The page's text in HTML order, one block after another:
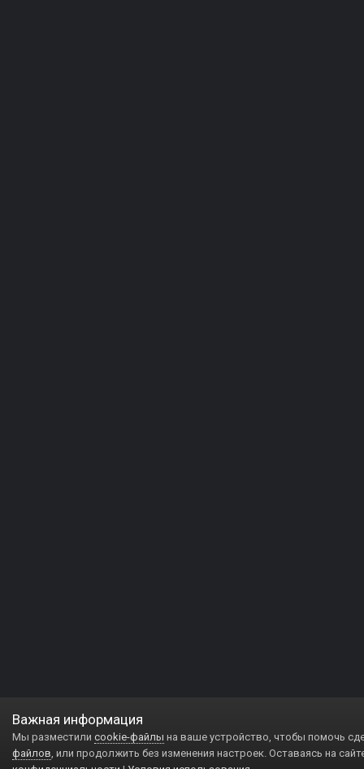
Важная информация
Мы разместили cookie-файлы на ваше устройство, чтобы помочь
файлов, или продолжить без изменения настроек. Оставаясь на